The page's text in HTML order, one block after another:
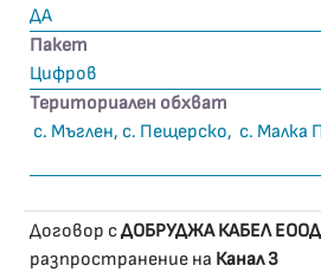
ДА
Пакет
Цифров
Териториален обхват
с. Мъглен, с. Пещерско, с. Малка
Договор сДОБРУДЖА КАБЕЛ ЕООД
разпространение на Канал 3